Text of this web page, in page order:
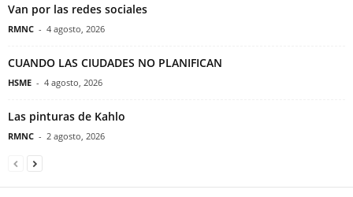
Van por las redes sociales
RMNC - 4 agosto, 2026
CUANDO LAS CIUDADES NO PLANIFICAN
HSME - 4 agosto, 2026
Las pinturas de Kahlo
RMNC - 2 agosto, 2026